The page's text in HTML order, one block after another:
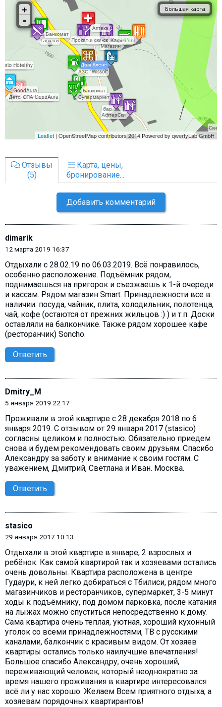
Отзывы
(5)
Карта, цены,
бронирование...
Добавить комментарий
dimarik
12 марта 2019 16:37
Отдыхали с 28.02.19 по 06.03.2019. Всё понравилось,
особенно расположение. Подъёмник рядом,
поднимаешься на пригорок и съезжаешь к 1-й очереди
и кассам. Рядом магазин Smart. Принадлежности все в
наличии: посуда, чайник, плита, холодильник, полотенца,
чай, кофе (остаются от прежних жильцов :) ) и т.п. Доски
оставляли на балкончике. Также рядом хорошее кафе
(ресторанчик) Soncho.
Ответить
Dmitry_M
5 января 2019 22:17
Проживали в этой квартире с 28 декабря 2018 по 6
января 2019. С отзывом от 29 января 2017 (stasico)
согласны целиком и полностью. Обязательно приедем
снова и будем рекомендовать своим друзьям. Спасибо
Александру за заботу и внимание к своим гостям. С
уважением, Дмитрий, Светлана и Иван. Москва.
Ответить
stasico
29 января 2017 10:13
Отдыхали в этой квартире в январе, 2 взрослых и
ребёнок. Как самой квартирой так и хозяевами остались
очень довольны. Квартира расположена в центре
Гудаури, к ней легко добираться с Тбилиси, рядом много
магазинчиков и ресторанчиков, супермаркет, 3-5 минут
ходы к подъёмнику, под домом парковка, после катания
на лыжах можно спуститься непосредственно к дому.
Сама квартира очень теплая, уютная, хороший кухонный
уголок со всеми принадлежностями, ТВ с русскими
каналами, балкончик с красивым видом. От хозяев
квартиры остались только наилучшие впечатления!
Большое спасибо Александру, очень хороший,
переживающий человек, который неоднократно за
время нашего проживания в квартире интересовался
всё ли у нас хорошо. Желаем Всем приятного отдыха, а
хозяевам порядочных квартирантов!